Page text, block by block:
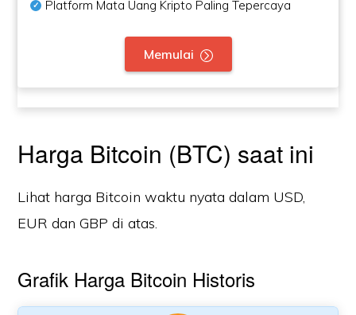
Platform Mata Uang Kripto Paling Tepercaya
Memulai
Harga Bitcoin (BTC) saat ini
Lihat harga Bitcoin waktu nyata dalam USD,
EUR dan GBP di atas.
Grafik Harga Bitcoin Historis